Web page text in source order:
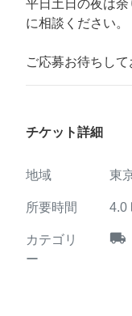
平日土日の夜は
に相談ください。
ご応募お待ちして
チケット詳細
地域 東
所要時間 4.0
カテゴリ
ー
local_shipping